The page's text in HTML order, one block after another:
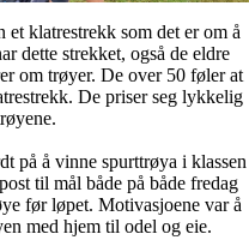
klatrestrekk som det er om å
dette strekket, også de eldre
om trøyer. De over 50 føler at
De priser seg lykkelig
på å vinne spurttrøya i klassen
til mål både på både fredag
før løpet. Motivasjoene var å
med hjem til odel og eie.